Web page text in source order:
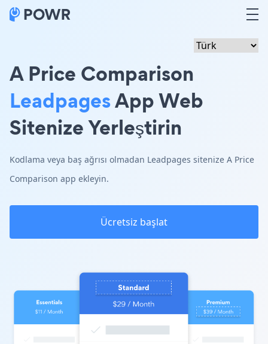
A Price Comparison
LeadpagesApp Web
Sitenize Yerleştirin
Kodlama veya baş ağrısı olmadan Leadpages sitenize A Price
Comparison app ekleyin.
Ücretsiz başlat